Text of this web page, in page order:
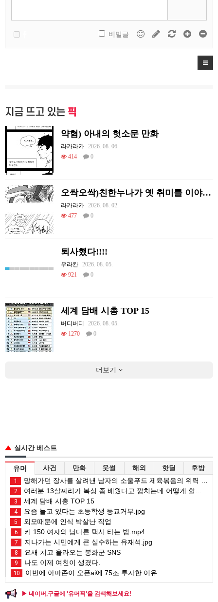
비밀글
지금 뜨고 있는 픽
약혐) 아내의 헛소문 만화
라카라카 2026. 08. 06.
414
0
오싹오싹)친한누나가 옛 취미를 이야기하는 만화.manhwa
라카라카 2026. 08. 02.
477
0
퇴사했다!!!!
우라칸 2026. 08. 05.
921
0
세계 담배 시총 TOP 15
버디버디
2026. 08. 05.
1270
0
더보기
실시간 베스트
유머 사건 만화 웃썰 해외 핫딜 후방
1 망해가던 장사를 살려낸 남자의 소울푸드 제육볶음의 위력 ㅋㅋ
2 여러분 13살짜리가 복싱 좀 배웠다고 깝치는데 어떻게 할까요?
3 세계 담배 시총 TOP 15
4 요즘 늘고 있다는 초등학생 등교거부.jpg
5 외모때문에 인식 박살난 직업
6 키 150 여자의 남다른 택시 타는 법.mp4
7 지나가는 시민에게 큰 실수하는 유재석.jpg
8 요새 치고 올라오는 봉화군 SNS
9 나도 이제 여친이 생겼다.
10 이번에 아마존이 오픈ai에 75조 투자한 이유
▶ 네이버,구글에 '유머픽'을 검색해보세요!